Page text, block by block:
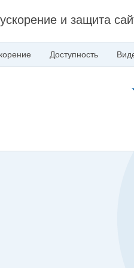
и защита
Доступность